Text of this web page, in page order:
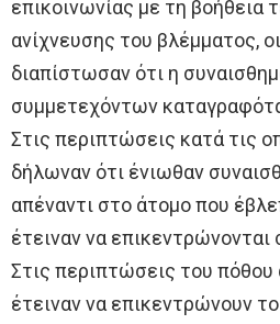
επικοινωνίας με τη βοήθεια
ανίχνευσης του βλέμματος,
διαπίστωσαν ότι η
συμμετεχόντων
Στις περιπτώσεις κατά τις
δήλωναν ότι ένιωθαν
απέναντι στο άτομο που
έτειναν να
Στις περιπτώσεις του
έτειναν να επικεντρώνουν